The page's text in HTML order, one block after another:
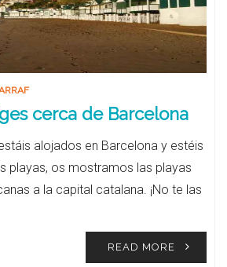
cerca de Barcelona
alojados en Barcelona y estéis
playas, os mostramos las playas
a la capital catalana. ¡No te las
READ MORE